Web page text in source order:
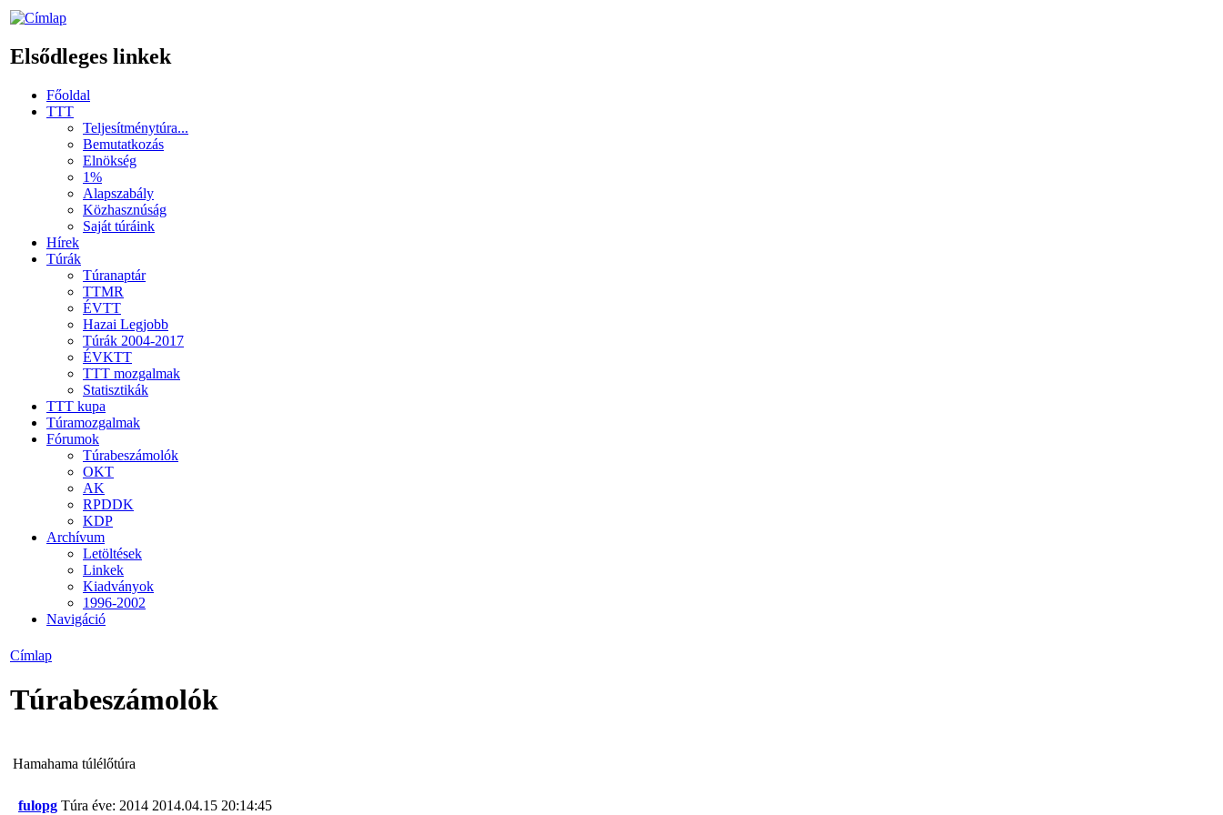
Elsődleges linkek
Főoldal
TTT
Teljesítménytúra...
Bemutatkozás
Elnökség
1%
Alapszabály
Közhasznúság
Saját túráink
Hírek
Túrák
Túranaptár
TTMR
ÉVTT
Hazai Legjobb
Túrák 2004-2017
ÉVKTT
TTT mozgalmak
Statisztikák
TTT kupa
Túramozgalmak
Fórumok
Túrabeszámolók
OKT
AK
RPDDK
KDP
Archívum
Letöltések
Linkek
Kiadványok
1996-2002
Navigáció
Címlap
Túrabeszámolók
Hamahama túlélőtúra
fulopg Túra éve: 2014 2014.04.15 20:14:45